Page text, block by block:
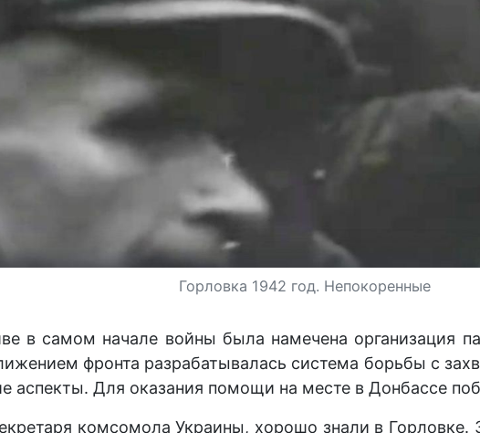
Горловка 1942 год. Непокоренные
в самом начале войны была намечена организация
фронта разрабатывалась система борьбы с
аспекты. Для оказания помощи на месте в Донбассе
комсомола Украины, хорошо знали в Горловке.